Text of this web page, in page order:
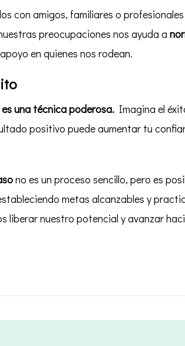
con amigos, familiares o
preocupaciones nos ayuda a
en quienes nos rodean.
una técnica poderosa. Imagina el
positivo puede aumentar tu
no es un proceso sencillo, pero es
metas alcanzables y
liberar nuestro potencial y avanzar